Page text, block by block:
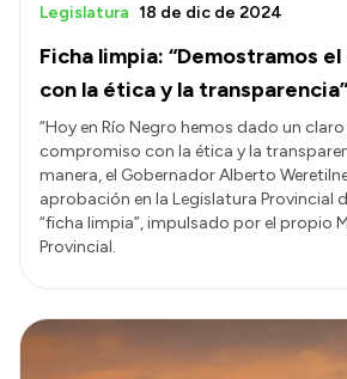
Ficha limpia: “Demostramos
con la ética y la transparencia”
Legislatura 18 de dic de 2024
“Hoy en Río Negro hemos dado un
compromiso con la ética y la
manera, el Gobernador Alberto
aprobación en la Legislatura Provincial
“ficha limpia”, impulsado por el propio
Provincial.